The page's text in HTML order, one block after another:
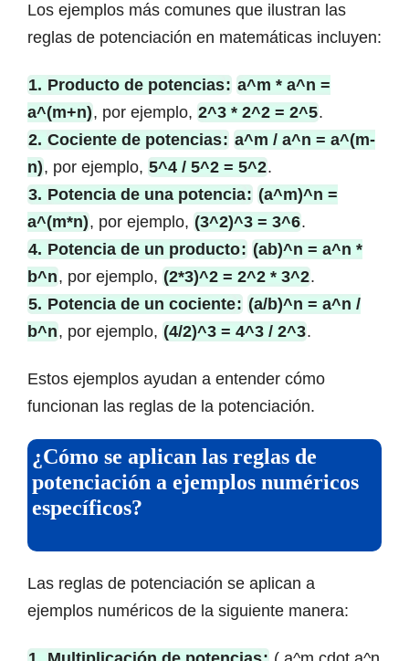
Los ejemplos más comunes que ilustran las
reglas de potenciación en matemáticas incluyen:
1. Producto de potencias: a^m * a^n =
a^(m+n), por ejemplo, 2^3 * 2^2 = 2^5.
2. Cociente de potencias: a^m / a^n = a^(m-
n), por ejemplo, 5^4 / 5^2 = 5^2.
3. Potencia de una potencia: (a^m)^n =
a^(m*n), por ejemplo, (3^2)^3 = 3^6.
4. Potencia de un producto: (ab)^n = a^n *
b^n, por ejemplo, (2*3)^2 = 2^2 * 3^2.
5. Potencia de un cociente: (a/b)^n = a^n /
b^n, por ejemplo, (4/2)^3 = 4^3 / 2^3.
Estos ejemplos ayudan a entender cómo
funcionan las reglas de la potenciación.
¿Cómo se aplican las reglas de
potenciación a ejemplos numéricos
específicos?
Las reglas de potenciación se aplican a
ejemplos numéricos de la siguiente manera: